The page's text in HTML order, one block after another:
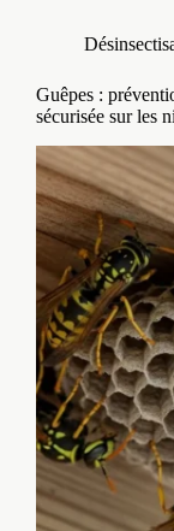
Guêpes :
sécurisée sur les